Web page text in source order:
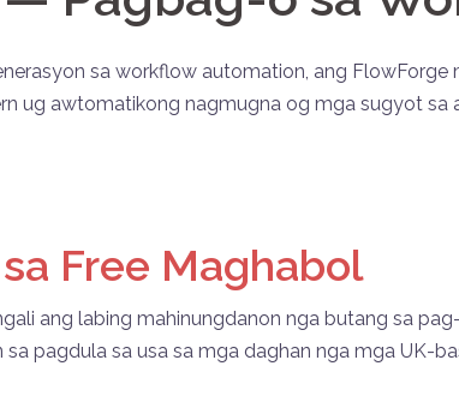
sa workflow automation, ang
ug awtomatikong nagmugna og mga sugyot sa
Free Maghabol
ang labing mahinungdanon nga butang sa
sa pagdula sa usa sa mga daghan nga mga UK-